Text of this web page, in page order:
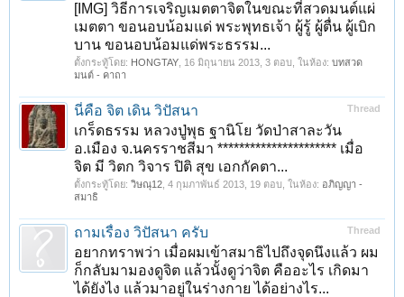
[IMG] วิธีการเจริญเมตตาจิตในขณะที่สวดมนต์แผ่
เมตตา ขอนอบน้อมแด่ พระพุทธเจ้า ผู้รู้ ผู้ตื่น ผู้เบิก
บาน ขอนอบน้อมแด่พระธรรม...
ตั้งกระทู้โดย: HONGTAY 16 มิถุนายน 2013 , 3 ตอบ, ในห้อง: บทสวด
มนต์ - คาถา
Thread
นี่คือ จิต เดิน วิปัสนา
เกร็ดธรรม หลวงปู่พุธ ฐานิโย วัดป่าสาละวัน
อ.เมือง จ.นครราชสีมา ********************** เมื่อ
จิต มี วิตก วิจาร ปิติ สุข เอกกัคตา...
ตั้งกระทู้โดย: วิษณุ12 4 กุมภาพันธ์ 2013 , 19 ตอบ, ในห้อง: อภิญญา -
สมาธิ
Thread
ถามเรื่อง วิปัสนา ครับ
อยากทราพว่า เมื่อผมเข้าสมาธิไปถึงจุดนึงแล้ว ผม
ก็กลับมามองดูจิต แล้วนั้งดูว่าจิต คืออะไร เกิดมา
ได้ยังไง แล้วมาอยู่ในร่างกาย ได้อย่างไร...